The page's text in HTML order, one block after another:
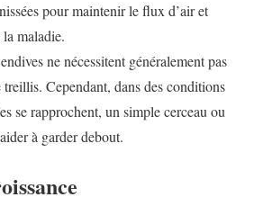
pour maintenir le flux d’air et
maladie.
ne nécessitent généralement pas
Cependant, dans des conditions
se rapprochent, un simple cerceau ou
à garder debout.